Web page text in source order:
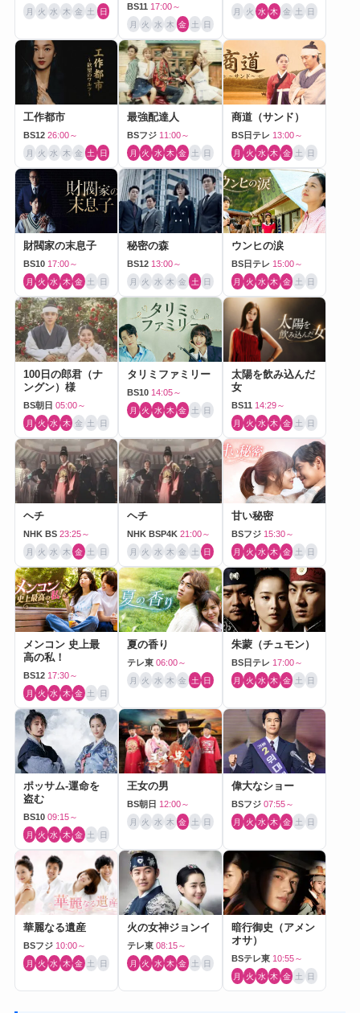
月 火 水 木 金 土 日 BS11 17:00～
月 火 水 木 金 土 日
月 火 水 木 金 土 日
工作都市
BS12 26:00～
月 火 水 木 金 土 日
最強配達人
BSフジ 11:00～
月 火 水 木 金 土 日
商道（サンド）
BS日テレ 13:00～
月 火 水 木 金 土 日
財閥家の末息子
BS10 17:00～
月 火 水 木 金 土 日
秘密の森
BS12 13:00～
月 火 水 木 金 土 日
ウンヒの涙
BS日テレ 15:00～
月 火 水 木 金 土 日
100日の郎君（ナ
ングン）様
BS朝日 05:00～
月 火 水 木 金 土 日
タリミファミリー
BS10 14:05～
月 火 水 木 金 土 日
太陽を飲み込んだ
女
BS11 14:29～
月 火 水 木 金 土 日
ヘチ
NHK BS 23:25～
月 火 水 木 金 土 日
ヘチ
NHK BSP4K 21:00～
月 火 水 木 金 土 日
甘い秘密
BSフジ 15:30～
月 火 水 木 金 土 日
メンコン 史上最
高の私！
BS12 17:30～
月 火 水 木 金 土 日
夏の香り
テレ東 06:00～
月 火 水 木 金 土 日
朱蒙（チュモン）
BS日テレ 17:00～
月 火 水 木 金 土 日
ポッサム-運命を
盗む
BS10 09:15～
月 火 水 木 金 土 日
王女の男
BS朝日 12:00～
月 火 水 木 金 土 日
偉大なショー
BSフジ 07:55～
月 火 水 木 金 土 日
華麗なる遺産
BSフジ 10:00～
月 火 水 木 金 土 日
火の女神ジョンイ
テレ東 08:15～
月 火 水 木 金 土 日
暗行御史（アメン
オサ）
BSテレ東 10:55～
月 火 水 木 金 土 日